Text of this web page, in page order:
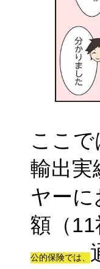
ここ
輸出実
ヤー
額（
公的保険では、